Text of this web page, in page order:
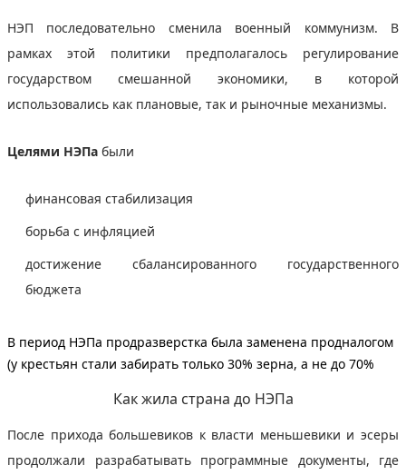
НЭП последовательно сменила военный коммунизм. В
рамках этой политики предполагалось регулирование
государством смешанной экономики, в которой
использовались как плановые, так и рыночные механизмы.
Целями НЭПа были
финансовая стабилизация
борьба с инфляцией
достижение сбалансированного государственного
бюджета
В период НЭПа продразверстка была заменена продналогом
(у крестьян стали забирать только 30% зерна, а не до 70%
Как жила страна до НЭПа
После прихода большевиков к власти меньшевики и эсеры
продолжали разрабатывать программные документы, где